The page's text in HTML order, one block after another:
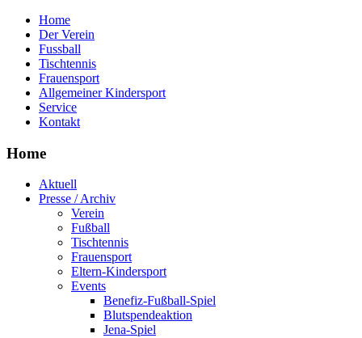
Home
Der Verein
Fussball
Tischtennis
Frauensport
Allgemeiner Kindersport
Service
Kontakt
Home
Aktuell
Presse / Archiv
Verein
Fußball
Tischtennis
Frauensport
Eltern-Kindersport
Events
Benefiz-Fußball-Spiel
Blutspendeaktion
Jena-Spiel